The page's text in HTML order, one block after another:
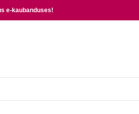
e-kaubanduses!